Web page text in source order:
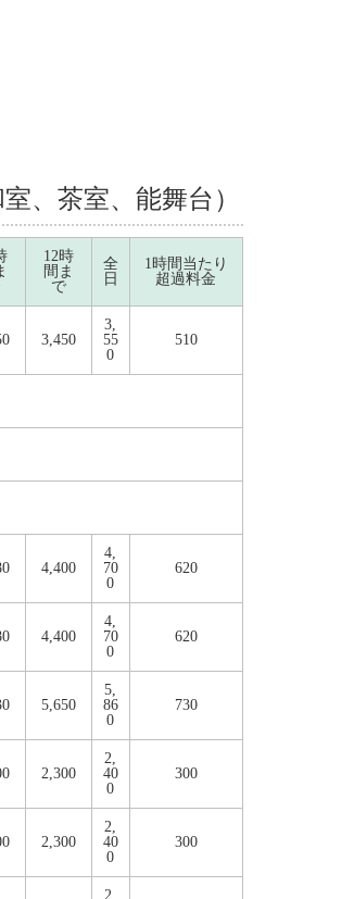
、茶室、能舞台）
12時
間ま
で
全
日
1時間当たり
超過料金
3,450
3,
55
0
510
4,400
4,
70
0
620
4,400
4,
70
0
620
5,650
5,
86
0
730
2,300
2,
40
0
300
2,300
2,
40
0
300
2,